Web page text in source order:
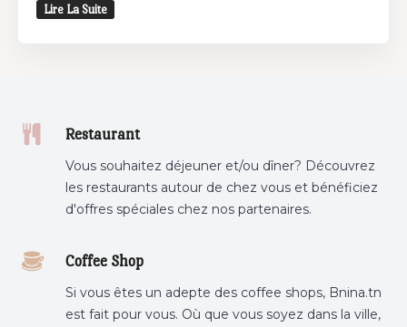
Lire La Suite
Restaurant
Vous souhaitez déjeuner et/ou dîner? Découvrez
les restaurants autour de chez vous et bénéficiez
d'offres spéciales chez nos partenaires.
Coffee Shop
Si vous êtes un adepte des coffee shops, Bnina.tn
est fait pour vous. Où que vous soyez dans la ville,